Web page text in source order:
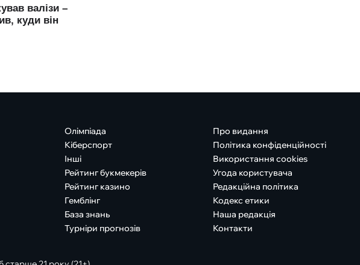
Олімпіада
Кіберспорт
Інші
Рейтинг букмекерів
Рейтинг казино
Гемблінг
База знань
Турніри прогнозів
Про видання
Політика конфіденційності
Використання cookies
Угода користувача
Редакційна політика
Кодекс етики
Наша редакція
Контакти